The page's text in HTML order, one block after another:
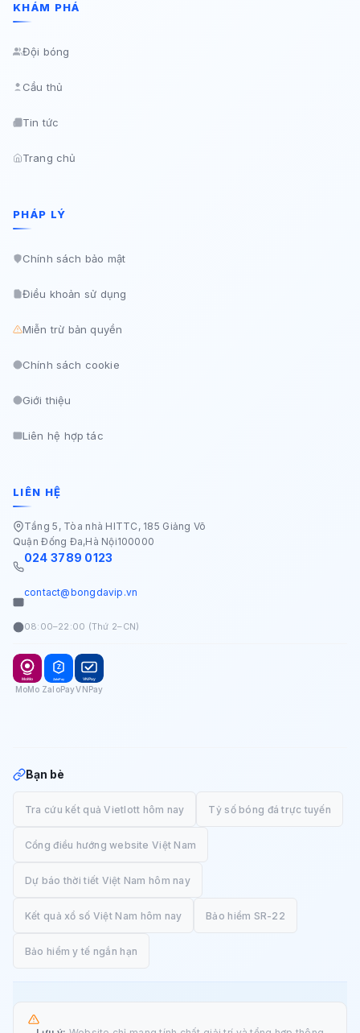
KHÁM PHÁ
Đội bóng
Cầu thủ
Tin tức
Trang chủ
PHÁP LÝ
Chính sách bảo mật
Điều khoản sử dụng
Miễn trừ bản quyền
Chính sách cookie
Giới thiệu
Liên hệ hợp tác
LIÊN HỆ
Tầng 5, Tòa nhà HITTC, 185 Giảng Võ
Quận Đống Đa,Hà Nội100000
024 3789 0123
contact@bongdavip.vn
08:00–22:00 (Thứ 2–CN)
MoMo ZaloPayVNPay
Bạn bè
Tra cứu kết quả Vietlott hôm nay Tỷ số bóng đá trực tuyến
Cổng điều hướng website Việt Nam
Dự báo thời tiết Việt Nam hôm nay
Kết quả xổ số Việt Nam hôm nay Bảo hiểm SR-22
Bảo hiểm y tế ngắn hạn